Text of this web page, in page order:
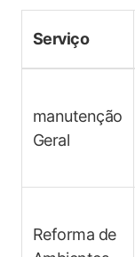
Serviço
manutenção
Geral
Reforma de